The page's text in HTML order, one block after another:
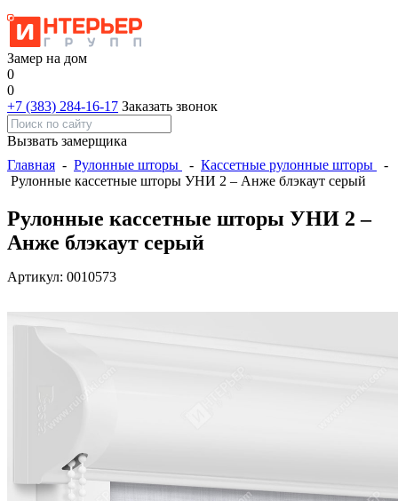
Замер на дом
0
0
+7 (383) 284-16-17 Заказать звонок
Вызвать замерщика
Главная - Рулонные шторы - Кассетные рулонные шторы
-
Рулонные кассетные шторы УНИ 2 – Анже блэкаут серый
Рулонные кассетные шторы УНИ 2 –
Анже блэкаут серый
Артикул: 0010573